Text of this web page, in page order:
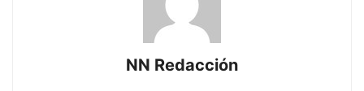
NN Redacción